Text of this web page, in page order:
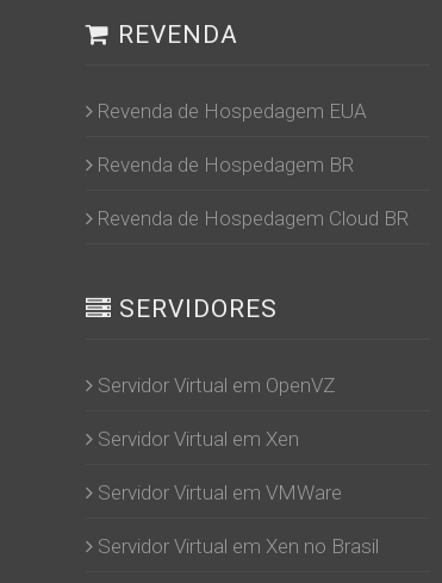
REVENDA
Revenda de Hospedagem EUA
Revenda de Hospedagem BR
Revenda de Hospedagem Cloud BR
SERVIDORES
Servidor Virtual em OpenVZ
Servidor Virtual em Xen
Servidor Virtual em VMWare
Servidor Virtual em Xen no Brasil